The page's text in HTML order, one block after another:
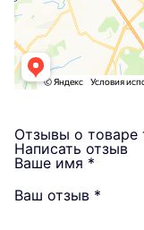
Отзывы о товаре
Написать отзыв
Ваше имя *
Ваш отзыв *